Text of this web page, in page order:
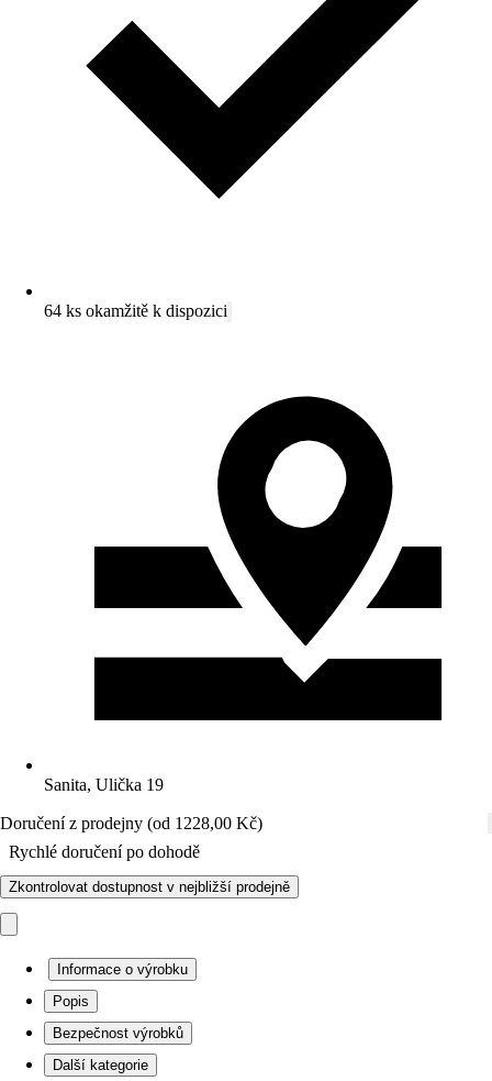
64 ks okamžitě k dispozici
Sanita, Ulička 19
Doručení z prodejny (od 1228,00 Kč)
Rychlé doručení po dohodě
Zkontrolovat dostupnost v nejbližší prodejně
Informace o výrobku
Popis
Bezpečnost výrobků
Další kategorie